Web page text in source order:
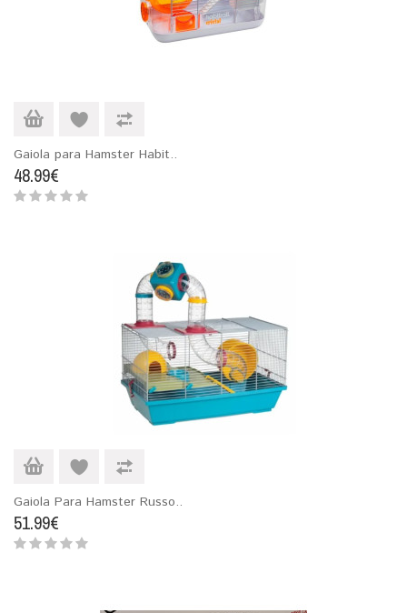
Gaiola para Hamster Habit..
48.99€
Gaiola Para Hamster Russo..
51.99€